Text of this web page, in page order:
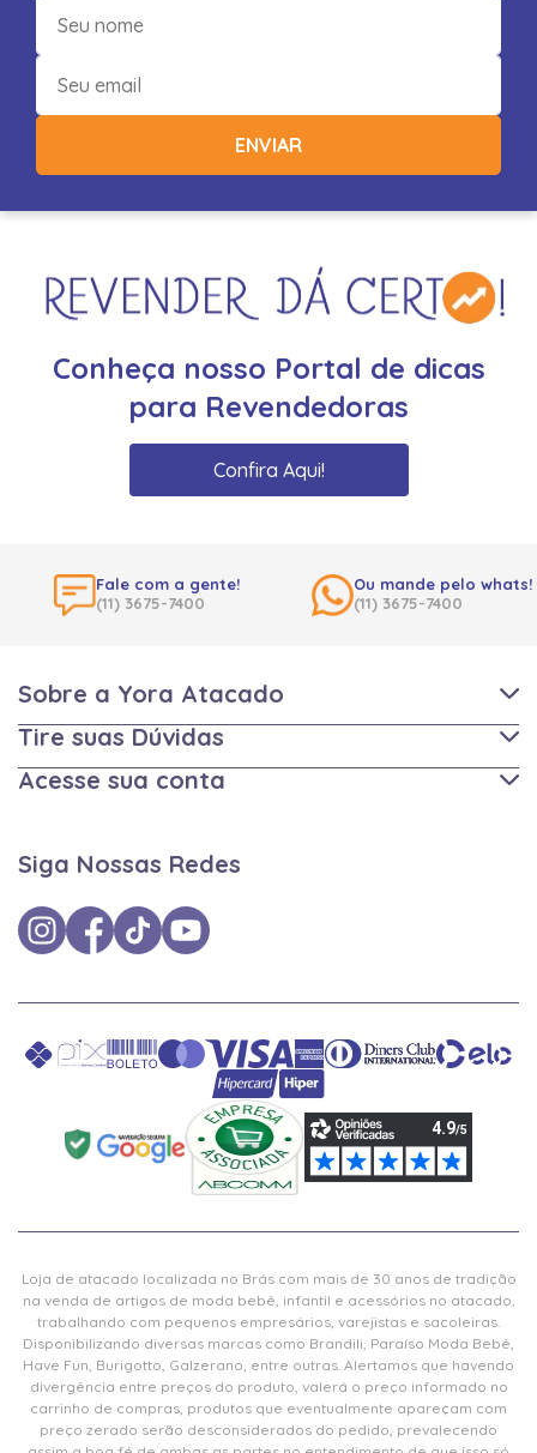
ENVIAR
Conheça nosso Portal de dicas
para Revendedoras
Confira Aqui!
Fale com a gente!
(11) 3675-7400
Ou mande pelo whats!
(11) 3675-7400
Sobre a Yora Atacado
Tire suas Dúvidas
Acesse sua conta
Siga Nossas Redes
Loja de atacado localizada no Brás com mais de 30 anos de tradição
na venda de artigos de moda bebê, infantil e acessórios no atacado,
trabalhando com pequenos empresários, varejistas e sacoleiras.
Disponibilizando diversas marcas como Brandili, Paraíso Moda Bebê,
Have Fun, Burigotto, Galzerano, entre outras. Alertamos que havendo
divergência entre preços do produto, valerá o preço informado no
carrinho de compras, produtos que eventualmente apareçam com
preço zerado serão desconsiderados do pedido, prevalecendo